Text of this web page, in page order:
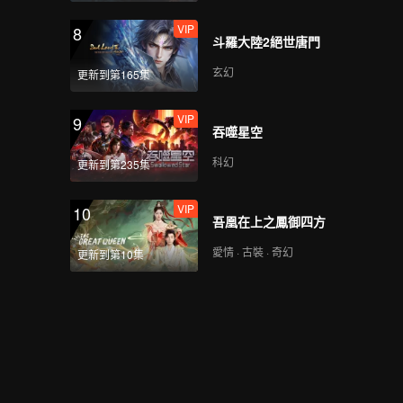
第5期下：愛情降臨？李
聶主動約會根源
VIP
第5期加更：有點甜~喆
陽秋怡上演手指貼貼
第6期上：芋圓CP保齡
球約會高濃度撒糖
8
更新到第165集
VIP
斗羅大陸2絕世唐門
玄幻
9
更新到第235集
VIP
吞噬星空
科幻
10
更新到第10集
VIP
吾凰在上之鳳御四方
愛情 · 古裝 · 奇幻